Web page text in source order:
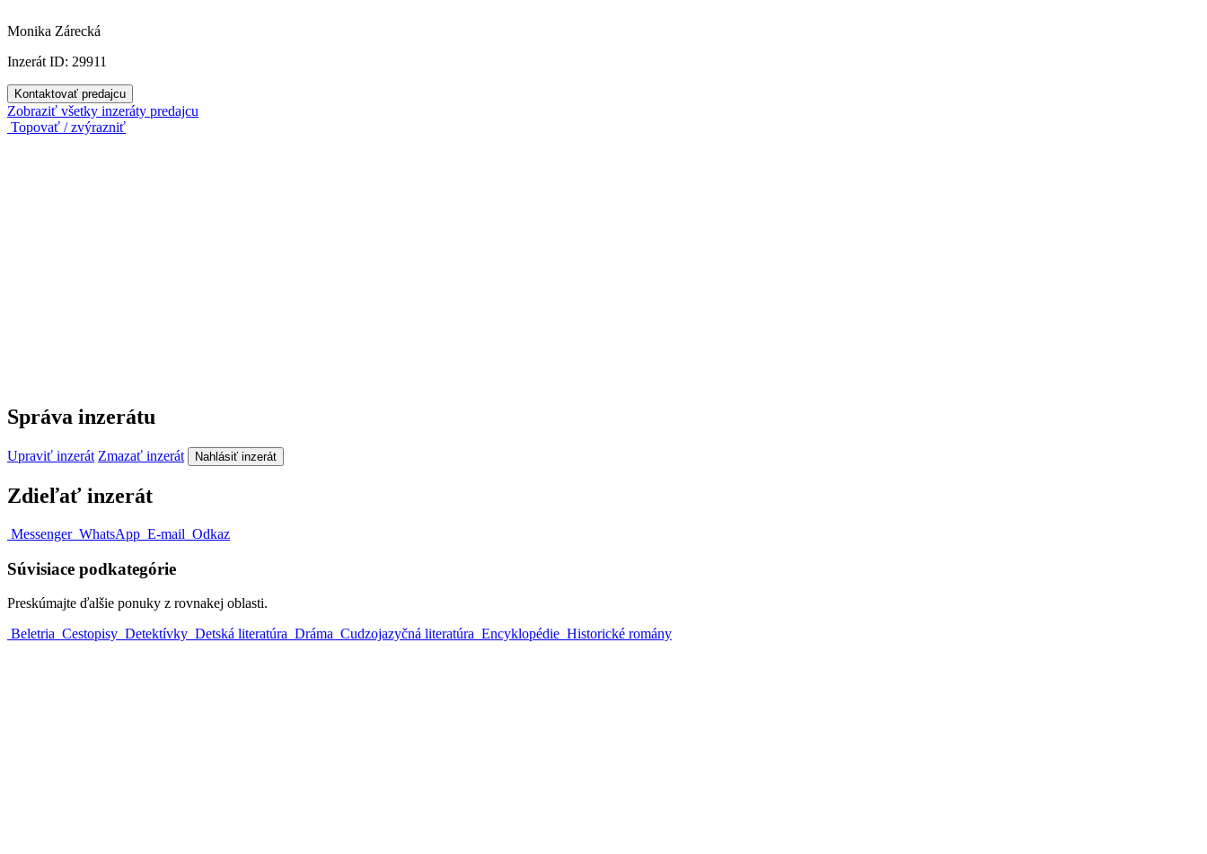
Monika Zárecká
Inzerát ID: 29911
Kontaktovať predajcu
Zobraziť všetky inzeráty predajcu
Topovať / zvýrazniť
Správa inzerátu
Upraviť inzerát Zmazať inzerát Nahlásiť inzerát
Zdieľať inzerát
Messenger WhatsApp E-mail Odkaz
Súvisiace podkategórie
Preskúmajte ďalšie ponuky z rovnakej oblasti.
Beletria Cestopisy Detektívky Detská literatúra Dráma Cudzojazyčná literatúra Encyklopédie Historické romány